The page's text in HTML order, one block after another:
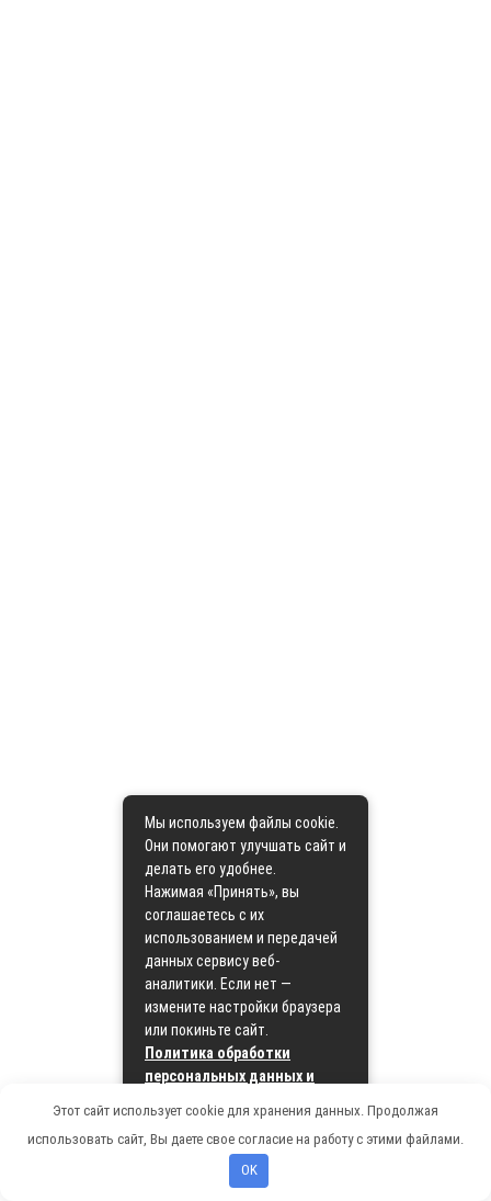
Мы используем файлы cookie.
Они помогают улучшать сайт и
делать его удобнее.
Нажимая «Принять», вы
соглашаетесь с их
использованием и передачей
данных сервису веб-
аналитики. Если нет —
измените настройки браузера
или покиньте сайт.
Политика обработки
персональных данных и
Принять
Этот сайт использует cookie для хранения данных. Продолжая
использовать сайт, Вы даете свое согласие на работу с этими файлами.
OK